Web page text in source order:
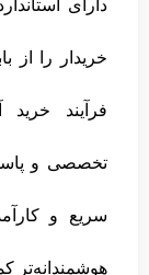
دارای
خریدار را از
فرآیند خرید
تخصصی و
سریع و
هوشمندانه‌تر